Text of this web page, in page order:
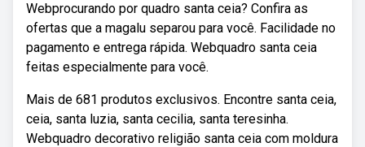
Webprocurando por quadro santa ceia? Confira as
ofertas que a magalu separou para você. Facilidade no
pagamento e entrega rápida. Webquadro santa ceia
feitas especialmente para você.
Mais de 681 produtos exclusivos. Encontre santa ceia,
ceia, santa luzia, santa cecilia, santa teresinha.
Webquadro decorativo religião santa ceia com moldura